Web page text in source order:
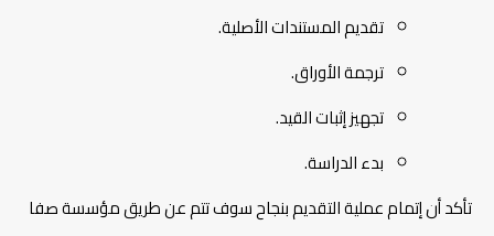
تقديم المستندات الأصلية.
ترجمة الأوراق.
تجهيز إثبات القيد.
بدء الدراسة.
تأكد أن إتمام عملية التقديم بنجاح سوف تتم عن طريق مؤسسة صفا